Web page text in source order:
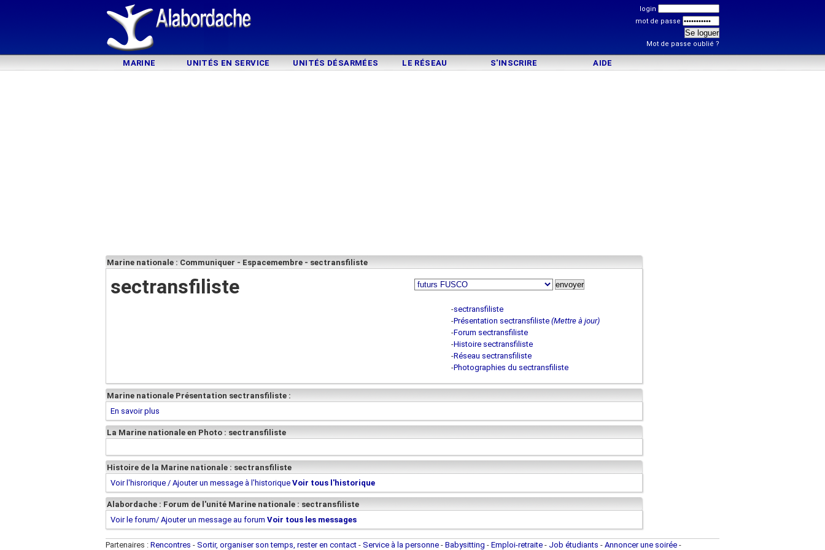
login
mot de passe
Mot de passe oublié ?
MARINE UNITÉS EN SERVICE UNITÉS DÉSARMÉES LE RÉSEAU S'INSCRIRE AIDE
Marine nationale : Communiquer - Espacemembre - sectransfiliste
sectransfiliste
-sectransfiliste
-Présentation sectransfiliste (Mettre à jour)
-Forum sectransfiliste
-Histoire sectransfiliste
-Réseau sectransfiliste
-Photographies du sectransfiliste
Marine nationale Présentation sectransfiliste :
En savoir plus
La Marine nationale en Photo : sectransfiliste
Histoire de la Marine nationale : sectransfiliste
Voir l'hisrorique / Ajouter un message à l'historique Voir tous l'historique
Alabordache : Forum de l'unité Marine nationale : sectransfiliste
Voir le forum/ Ajouter un message au forum Voir tous les messages
Partenaires : Rencontres - Sortir, organiser son temps, rester en contact - Service à la personne - Babysitting - Emploi-retraite - Job étudiants - Annoncer une soirée -